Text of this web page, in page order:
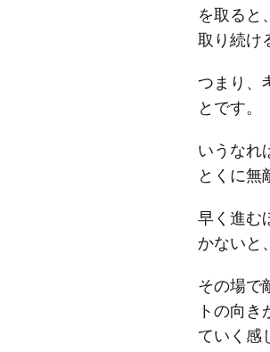
を取ると
取り続け
つまり、
とです。
いうなれ
とくに無
早く進む
かないと
その場で
トの向
ていく感